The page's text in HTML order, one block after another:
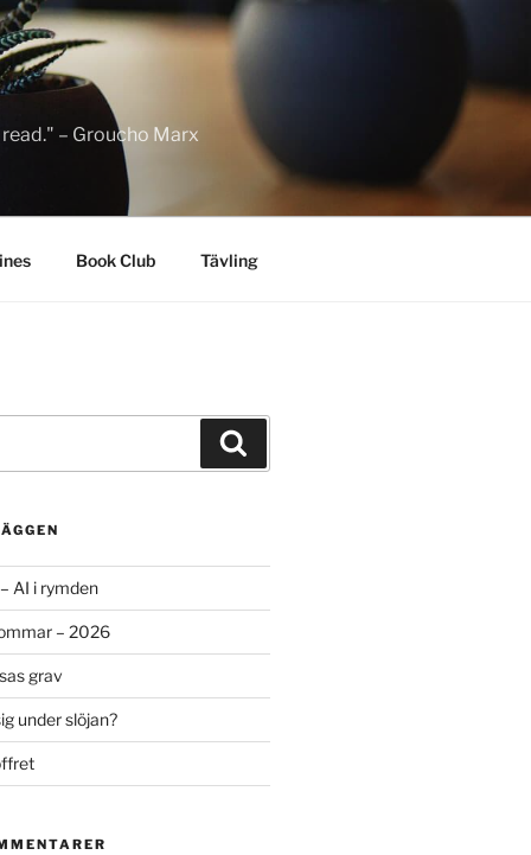
– Groucho Marx
Book Club Tävling
AI i rymden
– 2026
grav
under slöjan?